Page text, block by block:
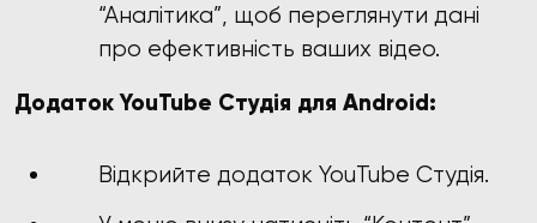
“Аналітика”, щоб переглянути дані
про ефективність ваших відео.
Додаток YouTube Студія для Android:
Відкрийте додаток YouTube Студія.